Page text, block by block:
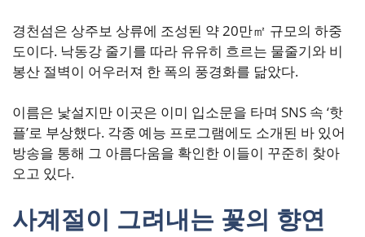
경천섬은 상주보 상류에 조성된 약 20만㎡ 규모의 하중
도이다. 낙동강 줄기를 따라 유유히 흐르는 물줄기와 비
봉산 절벽이 어우러져 한 폭의 풍경화를 닮았다.
이름은 낯설지만 이곳은 이미 입소문을 타며 SNS 속 ‘핫
플’로 부상했다. 각종 예능 프로그램에도 소개된 바 있어
방송을 통해 그 아름다움을 확인한 이들이 꾸준히 찾아
오고 있다.
사계절이 그려내는 꽃의 향연